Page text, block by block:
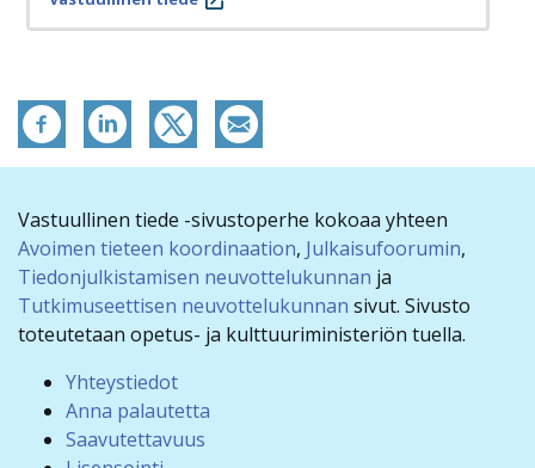
Vastuullinen tiede -sivustoperhe kokoaa yhteen
Avoimen tieteen koordinaation, Julkaisufoorumin,
Tiedonjulkistamisen neuvottelukunnan ja
Tutkimuseettisen neuvottelukunnan sivut. Sivusto
toteutetaan opetus- ja kulttuuriministeriön tuella.
Yhteystiedot
Anna palautetta
Saavutettavuus